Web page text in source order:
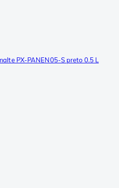
PX-PANEN05-S preto 0.5 L